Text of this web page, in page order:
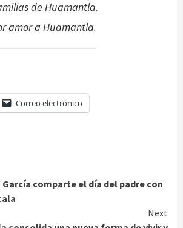
de Huamantla.
amor a Huamantla.
Correo electrónico
comparte el día del padre con
Next